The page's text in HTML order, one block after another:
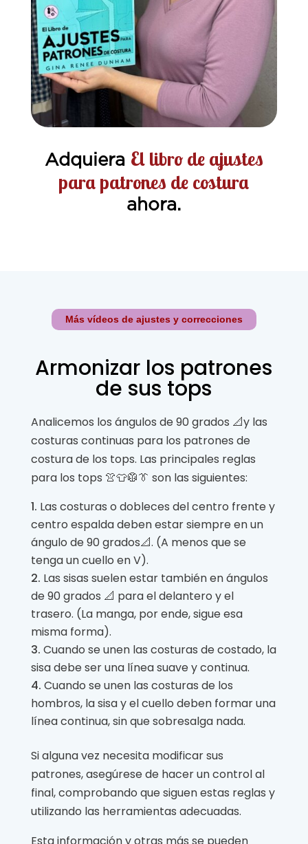
Adquiera El libro de ajustes
para patrones de costura
ahora.
Más vídeos de ajustes y correcciones
Armonizar los patrones
de sus tops
Analicemos los ángulos de 90 grados 📐y las
costuras continuas para los patrones de
costura de los tops. Las principales reglas
para los tops 👚👕🥼👔 son las siguientes:
Las costuras o dobleces del centro frente y
centro espalda deben estar siempre en un
ángulo de 90 grados📐. (A menos que se
tenga un cuello en V).
Las sisas suelen estar también en ángulos
de 90 grados 📐 para el delantero y el
trasero. (La manga, por ende, sigue esa
misma forma).
Cuando se unen las costuras de costado, la
sisa debe ser una línea suave y continua.
Cuando se unen las costuras de los
hombros, la sisa y el cuello deben formar una
línea continua, sin que sobresalga nada.
Si alguna vez necesita modificar sus
patrones, asegúrese de hacer un control al
final, comprobando que siguen estas reglas y
utilizando las herramientas adecuadas.